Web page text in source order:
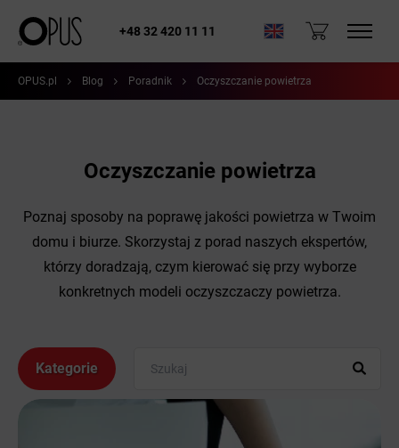
+48 32 420 11 11
OPUS.pl Blog Poradnik Oczyszczanie powietrza
Oczyszczanie powietrza
Poznaj sposoby na poprawę jakości powietrza w Twoim
domu i biurze. Skorzystaj z porad naszych ekspertów,
którzy doradzają, czym kierować się przy wyborze
konkretnych modeli oczyszczaczy powietrza.
Kategorie